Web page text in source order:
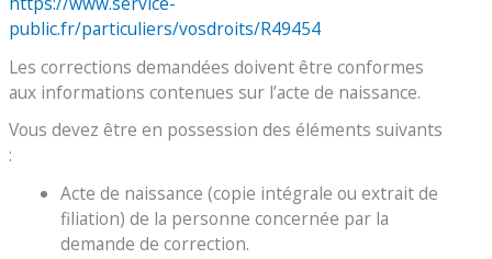
public.fr/particuliers/vosdroits/R49454
Les corrections demandées doivent être conformes
aux informations contenues sur l’acte de naissance.
Vous devez être en possession des éléments suivants
:
Acte de naissance (copie intégrale ou extrait de
filiation) de la personne concernée par la
demande de correction.